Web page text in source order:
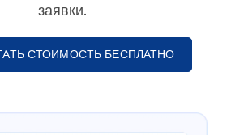
заявки.
СТОИМОСТЬ БЕСПЛАТНО